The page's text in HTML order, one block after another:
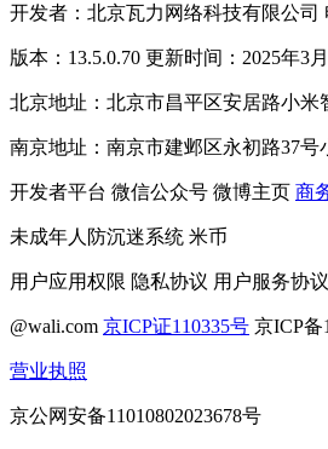
开发者：北京瓦力网络科技有限公司
版本：13.5.0.70 更新时间：2025年3
北京地址：北京市昌平区安居路小米
南京地址：南京市建邺区永初路37号
开发者平台 微信公众号 微博主页 商
未成年人防沉迷系统 米币
用户应用权限 隐私协议 用户服务协议
@wali.com 京ICP证110335号 京ICP备
营业执照
京公网安备11010802023678号